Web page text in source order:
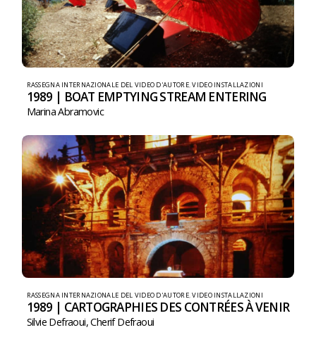
RASSEGNA INTERNAZIONALE DEL VIDEO D'AUTORE,VIDEO INSTALLAZIONI
1989 | BOAT EMPTYING STREAM ENTERING
Marina Abramovic
RASSEGNA INTERNAZIONALE DEL VIDEO D'AUTORE,VIDEO INSTALLAZIONI
1989 | CARTOGRAPHIES DES CONTRÉES À VENIR
Silvie Defraoui,Cherif Defraoui